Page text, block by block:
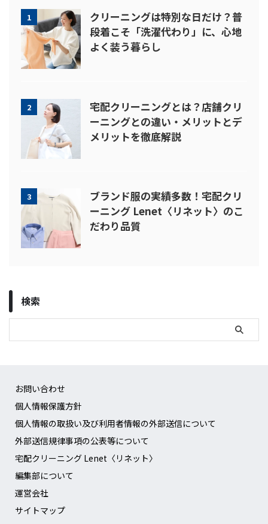
1
クリーニングは特別な日だけ？普
段着こそ「洗濯代わり」に、心地
よく装う暮らし
2
宅配クリーニングとは？店舗クリ
ーニングとの違い・メリットとデ
メリットを徹底解説
3
ブランド服の実績多数！宅配クリ
ーニング Lenet〈リネット〉のこ
だわり品質
検索
お問い合わせ
個人情報保護方針
個人情報の取扱い及び利用者情報の外部送信について
外部送信規律事項の公表等について
宅配クリーニング Lenet〈リネット〉
編集部について
運営会社
サイトマップ